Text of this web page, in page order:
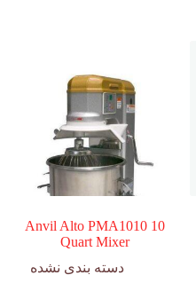
Anvil Alto PMA1010 10
Quart Mixer
دسته بندی نشده